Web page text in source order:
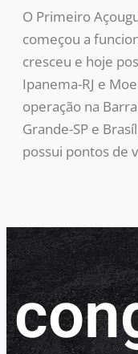
O Primeiro
começou a
cresceu e hoje
Ipanema-RJ e
operação na Barra
Grande-SP e
possui pontos de